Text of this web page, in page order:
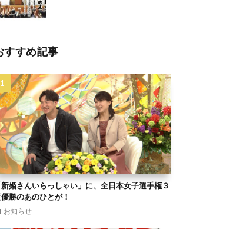
すすめ記事
新婚さんいらっしゃい」に、全日本女子選手権３
勝のあのひとが！
お知らせ